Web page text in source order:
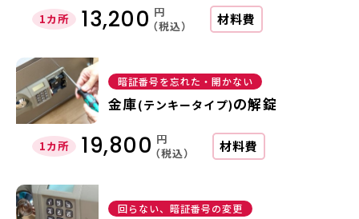
1カ所 13,200 円
（税込）
材料費
暗証番号を忘れた・開かない
金庫(テンキータイプ)の解錠
1カ所 19,800 円
（税込）
材料費
回らない、暗証番号の変更